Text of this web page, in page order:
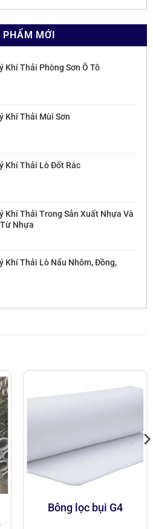
CP
HƯNG
QUATZ
CÔNG
CP
CHẾ
SẢN
CÔNG
Không
Nên
Hệ
thống
hút
tâm
Door
PHẨM MỚI
Khí Thải Phòng Sơn Ô Tô
Khí Thải Mùi Sơn
Khí Thải Lò Đốt Rác
Khí Thải Trong Sản Xuất Nhựa Và
Nhựa
Khí Thải Lò Nấu Nhôm, Đồng,
Bông lọc bụi G4